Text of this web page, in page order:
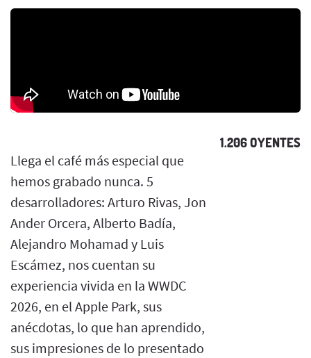
1.206 OYENTES
Llega el café más especial que
hemos grabado nunca. 5
desarrolladores: Arturo Rivas, Jon
Ander Orcera, Alberto Badía,
Alejandro Mohamad y Luis
Escámez, nos cuentan su
experiencia vivida en la WWDC
2026, en el Apple Park, sus
anécdotas, lo que han aprendido,
sus impresiones de lo presentado